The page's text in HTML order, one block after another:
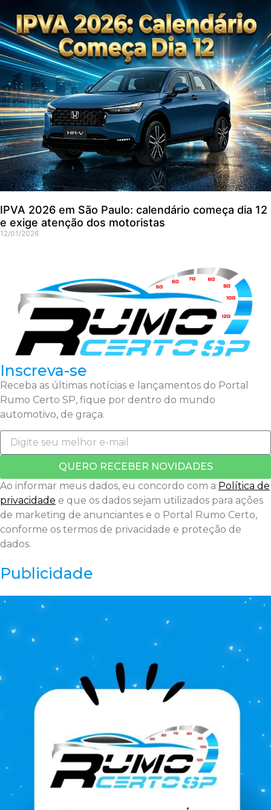
IPVA 2026 em São Paulo: calendário começa dia 12
e exige atenção dos motoristas
12/01/2026
Inscreva-se
Receba as últimas notícias e lançamentos do Portal
Rumo Certo SP, fique por dentro do mundo
automotivo, de graça.
QUERO RECEBER NOVIDADES
Ao informar meus dados, eu concordo com a Política de
privacidade e que os dados sejam utilizados para ações
de marketing de anunciantes e o Portal Rumo Certo,
conforme os termos de privacidade e proteção de
dados.
Publicidade